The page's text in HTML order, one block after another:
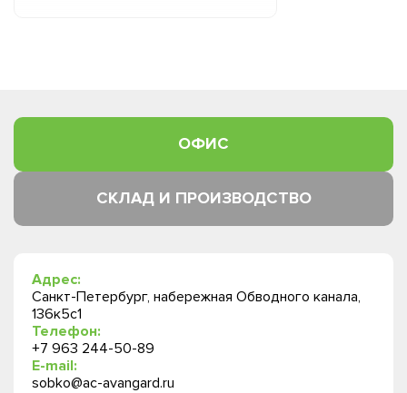
ОФИС
СКЛАД И ПРОИЗВОДСТВО
Адрес:
Санкт-Петербург, набережная Обводного канала,
136к5с1
Телефон:
+7 963 244-50-89
E-mail:
sobko@ac-avangard.ru